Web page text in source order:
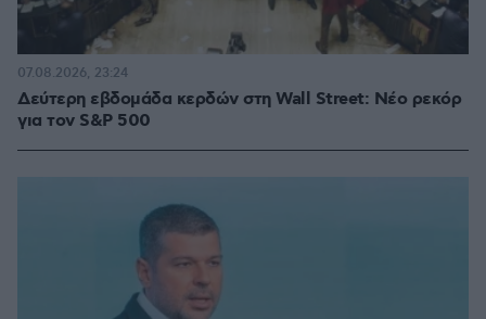
Δεύτερη εβδομάδα κερδών στη Wall Street: Νέο ρεκόρ
για τον S&P 500
07.08.2026, 23:24